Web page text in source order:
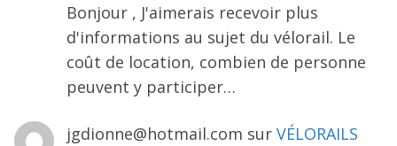
Bonjour , J'aimerais recevoir plus
d'informations au sujet du vélorail. Le
coût de location, combien de personne
peuvent y participer…
jgdionne@hotmail.com sur VÉLORAILS